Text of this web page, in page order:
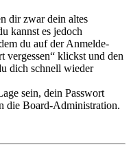
dir zwar dein altes
kannst es jedoch
du auf der Anmelde-
vergessen“ klickst und den
dich schnell wieder
sein, dein Passwort
die Board-Administration.